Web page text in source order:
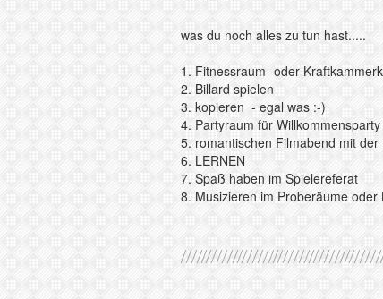
was du noch alles zu tun hast.....
1. Fitnessraum- oder
2. Billard spielen
3. kopieren - egal was :-)
4. Partyraum für
5. romantischen Filmabend mit
6. LERNEN
7. Spaß haben im Spielereferat
8. Musizieren im Proberäume oder